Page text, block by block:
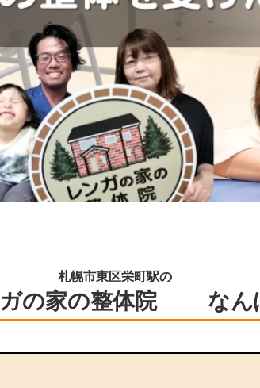
札幌市東区栄町駅の
ガの家の整体院 なん